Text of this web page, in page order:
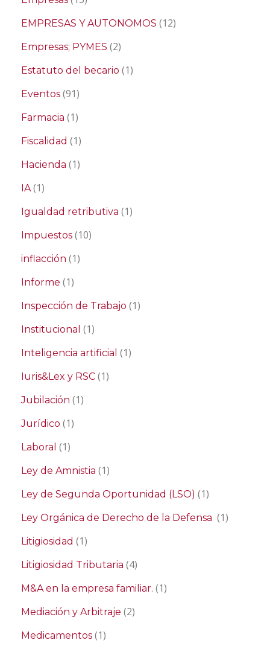
EMPRESAS Y AUTONOMOS (12)
Empresas; PYMES (2)
Estatuto del becario (1)
Eventos (91)
Farmacia (1)
Fiscalidad (1)
Hacienda (1)
IA(1)
Igualdad retributiva (1)
Impuestos (10)
inflacción (1)
Informe (1)
Inspección de Trabajo (1)
Institucional (1)
Inteligencia artificial (1)
Iuris&Lex y RSC (1)
Jubilación (1)
Jurídico (1)
Laboral (1)
Ley de Amnistia (1)
Ley de Segunda Oportunidad (LSO) (1)
Ley Orgánica de Derecho de la Defensa (1)
Litigiosidad (1)
Litigiosidad Tributaria (4)
M&A en la empresa familiar. (1)
Mediación y Arbitraje (2)
Medicamentos (1)